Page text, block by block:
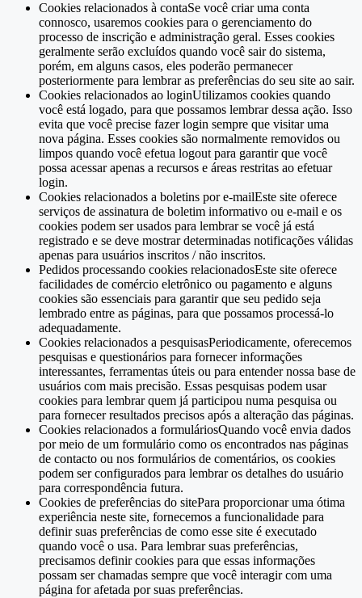
Cookies relacionados à contaSe você criar uma conta
connosco, usaremos cookies para o gerenciamento do
processo de inscrição e administração geral. Esses cookies
geralmente serão excluídos quando você sair do sistema,
porém, em alguns casos, eles poderão permanecer
posteriormente para lembrar as preferências do seu site ao sair.
Cookies relacionados ao loginUtilizamos cookies quando
você está logado, para que possamos lembrar dessa ação. Isso
evita que você precise fazer login sempre que visitar uma
nova página. Esses cookies são normalmente removidos ou
limpos quando você efetua logout para garantir que você
possa acessar apenas a recursos e áreas restritas ao efetuar
login.
Cookies relacionados a boletins por e-mailEste site oferece
serviços de assinatura de boletim informativo ou e-mail e os
cookies podem ser usados ​​para lembrar se você já está
registrado e se deve mostrar determinadas notificações válidas
apenas para usuários inscritos / não inscritos.
Pedidos processando cookies relacionadosEste site oferece
facilidades de comércio eletrônico ou pagamento e alguns
cookies são essenciais para garantir que seu pedido seja
lembrado entre as páginas, para que possamos processá-lo
adequadamente.
Cookies relacionados a pesquisasPeriodicamente, oferecemos
pesquisas e questionários para fornecer informações
interessantes, ferramentas úteis ou para entender nossa base de
usuários com mais precisão. Essas pesquisas podem usar
cookies para lembrar quem já participou numa pesquisa ou
para fornecer resultados precisos após a alteração das páginas.
Cookies relacionados a formuláriosQuando você envia dados
por meio de um formulário como os encontrados nas páginas
de contacto ou nos formulários de comentários, os cookies
podem ser configurados para lembrar os detalhes do usuário
para correspondência futura.
Cookies de preferências do sitePara proporcionar uma ótima
experiência neste site, fornecemos a funcionalidade para
definir suas preferências de como esse site é executado
quando você o usa. Para lembrar suas preferências,
precisamos definir cookies para que essas informações
possam ser chamadas sempre que você interagir com uma
página for afetada por suas preferências.